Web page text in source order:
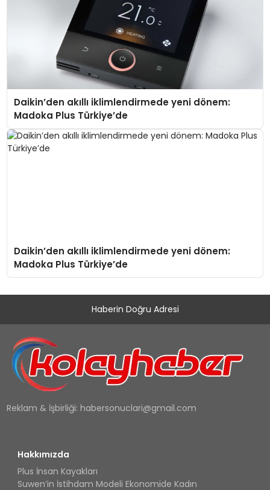
Daikin’den akıllı iklimlendirmede yeni dönem:
Madoka Plus Türkiye’de
Daikin’den akıllı iklimlendirmede yeni dönem:
Madoka Plus Türkiye’de
Haberin Doğru Adresi
Reklam & İşbirliği: habersonuclari@gmail.com
Hakkımızda
Plus İnsan Kayakları
Suwen’in İstihdam Modeli Ekonomide Kadın